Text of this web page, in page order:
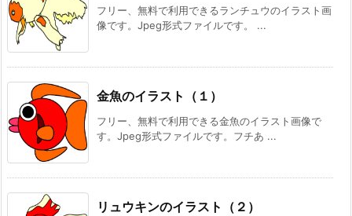
フリー、無料で利用できるランチュウのイラスト画
像です。Jpeg形式ファイルです。 ...
金魚のイラスト（１）
フリー、無料で利用できる金魚のイラスト画像で
す。Jpeg形式ファイルです。フチあ ...
リュウキンのイラスト（２）